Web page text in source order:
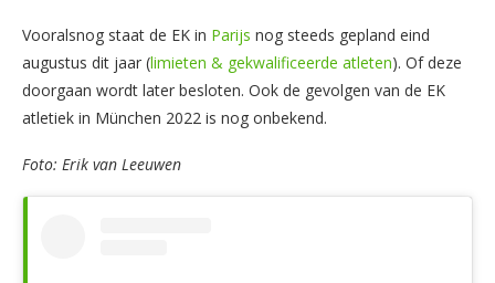
Vooralsnog staat de EK in Parijs nog steeds gepland eind
augustus dit jaar (limieten & gekwalificeerde atleten). Of deze
doorgaan wordt later besloten. Ook de gevolgen van de EK
atletiek in München 2022 is nog onbekend.
Foto: Erik van Leeuwen